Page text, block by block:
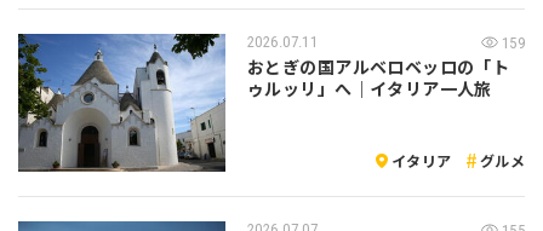
2026.07.11 159
おとぎの国アルベロベッロの「ト
ゥルッリ」へ｜イタリア一人旅
イタリア グルメ